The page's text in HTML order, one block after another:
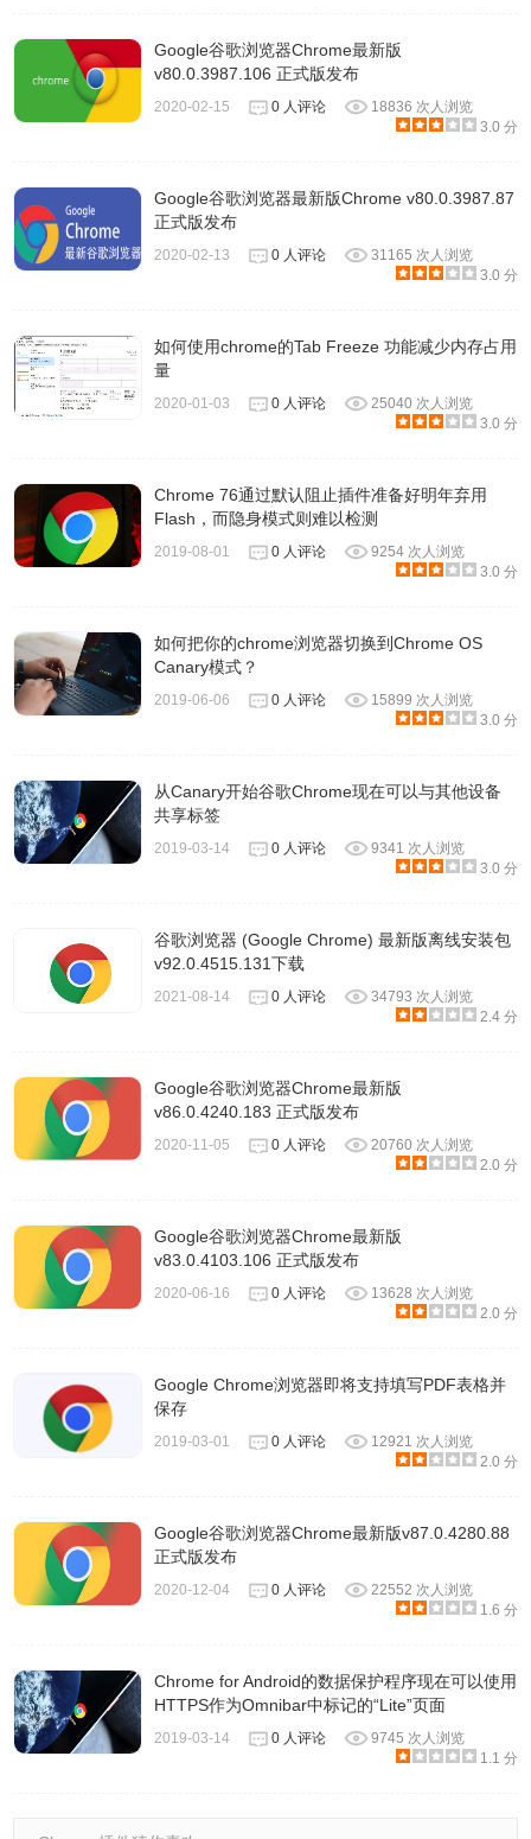
Google谷歌浏览器Chrome最新版
v80.0.3987.106 正式版发布
2020-02-15 0 人评论
18836 次人浏览
3.0 分
Google谷歌浏览器最新版Chrome v80.0.3987.87
正式版发布
2020-02-13 0 人评论
31165 次人浏览
3.0 分
如何使用chrome的Tab Freeze 功能减少内存占用
量
2020-01-03 0 人评论
25040 次人浏览
3.0 分
Chrome 76通过默认阻止插件准备好明年弃用
Flash，而隐身模式则难以检测
2019-08-01 0 人评论
9254 次人浏览
3.0 分
如何把你的chrome浏览器切换到Chrome OS
Canary模式？
2019-06-06 0 人评论
15899 次人浏览
3.0 分
从Canary开始谷歌Chrome现在可以与其他设备
共享标签
2019-03-14 0 人评论
9341 次人浏览
3.0 分
谷歌浏览器 (Google Chrome) 最新版离线安装包
v92.0.4515.131下载
2021-08-14 0 人评论
34793 次人浏览
2.4 分
Google谷歌浏览器Chrome最新版
v86.0.4240.183 正式版发布
2020-11-05 0 人评论
20760 次人浏览
2.0 分
Google谷歌浏览器Chrome最新版
v83.0.4103.106 正式版发布
2020-06-16 0 人评论
13628 次人浏览
2.0 分
Google Chrome浏览器即将支持填写PDF表格并
保存
2019-03-01 0 人评论
12921 次人浏览
2.0 分
Google谷歌浏览器Chrome最新版v87.0.4280.88
正式版发布
2020-12-04 0 人评论
22552 次人浏览
1.6 分
Chrome for Android的数据保护程序现在可以使用
HTTPS作为Omnibar中标记的“Lite”页面
2019-03-14 0 人评论
9745 次人浏览
1.1 分